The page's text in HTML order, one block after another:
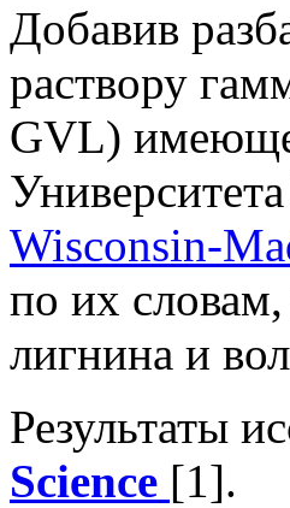
Добавив
раствору
GVL)
Wisconsin-
по их словам,
лигнина и
Результаты
Science [1].